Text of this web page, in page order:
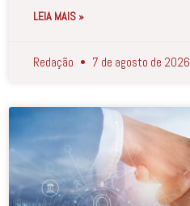
LEIA MAIS »
Redação 7 de agosto de 2026